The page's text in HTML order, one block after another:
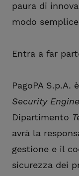
paura di
modo
Entra a far
PagoPA S.p.A.
Security
Dipartimento
avrà la
gestione e il
sicurezza dei